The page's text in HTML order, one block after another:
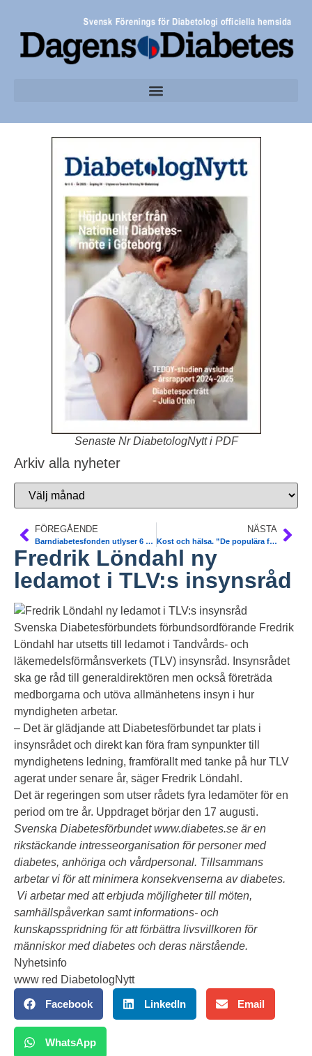
Senaste Nr DiabetologNytt i PDF
Arkiv alla nyheter
FÖREGÅENDE
Barndiabetesfonden utlyser 6 miljoner kr år 2013 till forskning
NÄSTA
Kost och hälsa. ”De populära fettdieterna är ett hot mot folkhälsan”. DN Debatt 130801 prof Mai-Lis Hellenius m fl
Fredrik Löndahl ny
ledamot i TLV:s insynsråd
Svenska Diabetesförbundets förbundsordförande Fredrik
Löndahl har utsetts till ledamot i Tandvårds- och
läkemedelsförmånsverkets (TLV) insynsråd. Insynsrådet
ska ge råd till generaldirektören men också företräda
medborgarna och utöva allmänhetens insyn i hur
myndigheten arbetar.
– Det är glädjande att Diabetesförbundet tar plats i
insynsrådet och direkt kan föra fram synpunkter till
myndighetens ledning, framförallt med tanke på hur TLV
agerat under senare år, säger Fredrik Löndahl.
Det är regeringen som utser rådets fyra ledamöter för en
period om tre år. Uppdraget börjar den 17 augusti.
Svenska Diabetesförbundetwww.diabetes.se är en
rikstäckande intresseorganisation för personer med
diabetes, anhöriga och vårdpersonal. Tillsammans
arbetar vi för att minimera konsekvenserna av diabetes.
Vi arbetar medatt erbjuda möjligheter till möten,
samhällspåverkan samt informations- och
kunskapsspridning för att förbättra livsvillkoren för
människor med diabetes och deras närstående.
Nyhetsinfo
www red DiabetologNytt
Facebook LinkedIn Email
WhatsApp